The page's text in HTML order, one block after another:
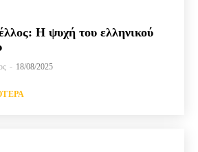
Η ψυχή του ελληνικού
- 18/08/2025